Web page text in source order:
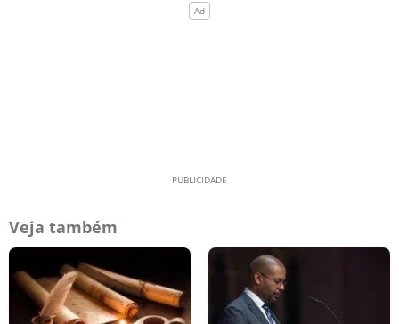
Veja também